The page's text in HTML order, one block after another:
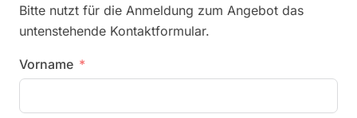
Bitte nutzt für die Anmeldung zum Angebot das
untenstehende Kontaktformular.
Vorname